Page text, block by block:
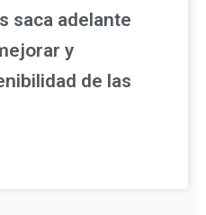
saca adelante
y
de las